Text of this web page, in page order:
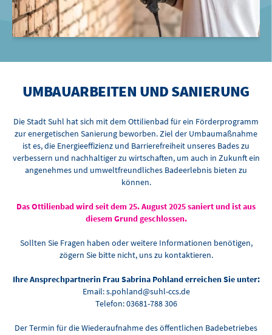
UMBAUARBEITEN UND SANIERUNG
Die Stadt Suhl hat sich mit dem Ottilienbad für ein Förderprogramm
zur energetischen Sanierung beworben. Ziel der Umbaumaßnahme
ist es, die Energieeffizienz und Barrierefreiheit unseres Bades zu
verbessern und nachhaltiger zu wirtschaften, um auch in Zukunft ein
angenehmes und umweltfreundliches Badeerlebnis bieten zu
können.
Das Ottilienbad wird seit dem 25. August 2025 saniert und ist aus
diesem Grund geschlossen.
Sollten Sie Fragen haben oder weitere Informationen benötigen,
zögern Sie bitte nicht, uns zu kontaktieren.
Ihre Ansprechpartnerin Frau Sabrina Pohland erreichen Sie unter:
Email: s.pohland@suhl-ccs.de
Telefon: 03681-788 306
Der Termin für die Wiederaufnahme des öffentlichen Badebetriebes